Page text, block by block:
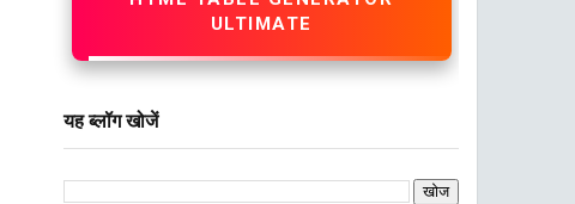
ULTIMATE
यह ब्लॉग खोजें